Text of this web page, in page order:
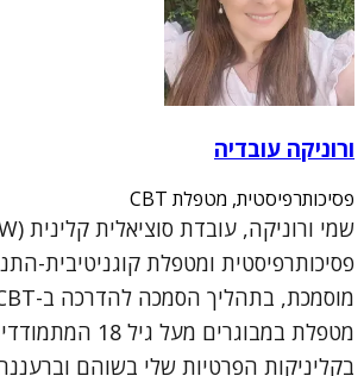
ורוניקה עובדיה
פסיכותרפיסטית, מטפלת CBT
מטפלת במבוגרים
בקליניקות הפרטיות שלי בשוהם